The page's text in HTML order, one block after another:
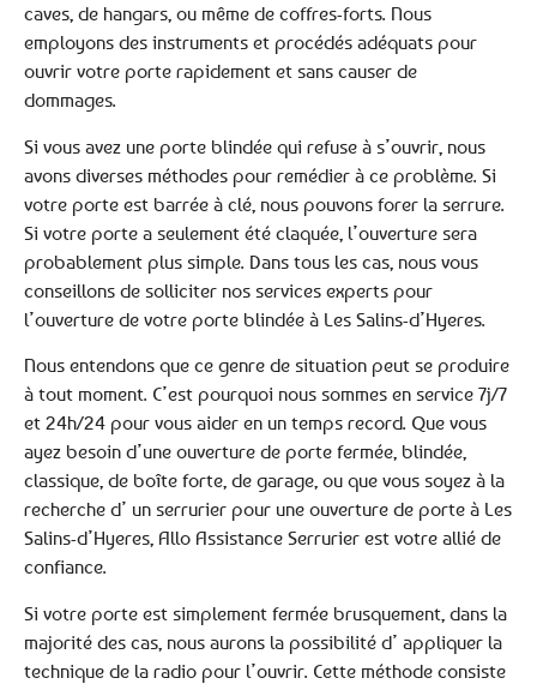
caves, de hangars, ou même de coffres-forts. Nous
employons des instruments et procédés adéquats pour
ouvrir votre porte rapidement et sans causer de
dommages.
Si vous avez une porte blindée qui refuse à s’ouvrir, nous
avons diverses méthodes pour remédier à ce problème. Si
votre porte est barrée à clé, nous pouvons forer la serrure.
Si votre porte a seulement été claquée, l’ouverture sera
probablement plus simple. Dans tous les cas, nous vous
conseillons de solliciter nos services experts pour
l’ouverture de votre porte blindée à Les Salins-d’Hyeres.
Nous entendons que ce genre de situation peut se produire
à tout moment. C’est pourquoi nous sommes en service 7j/7
et 24h/24 pour vous aider en un temps record. Que vous
ayez besoin d’une ouverture de porte fermée, blindée,
classique, de boîte forte, de garage, ou que vous soyez à la
recherche d’ un serrurier pour une ouverture de porte à Les
Salins-d’Hyeres, Allo Assistance Serrurier est votre allié de
confiance.
Si votre porte est simplement fermée brusquement, dans la
majorité des cas, nous aurons la possibilité d’ appliquer la
technique de la radio pour l’ouvrir. Cette méthode consiste